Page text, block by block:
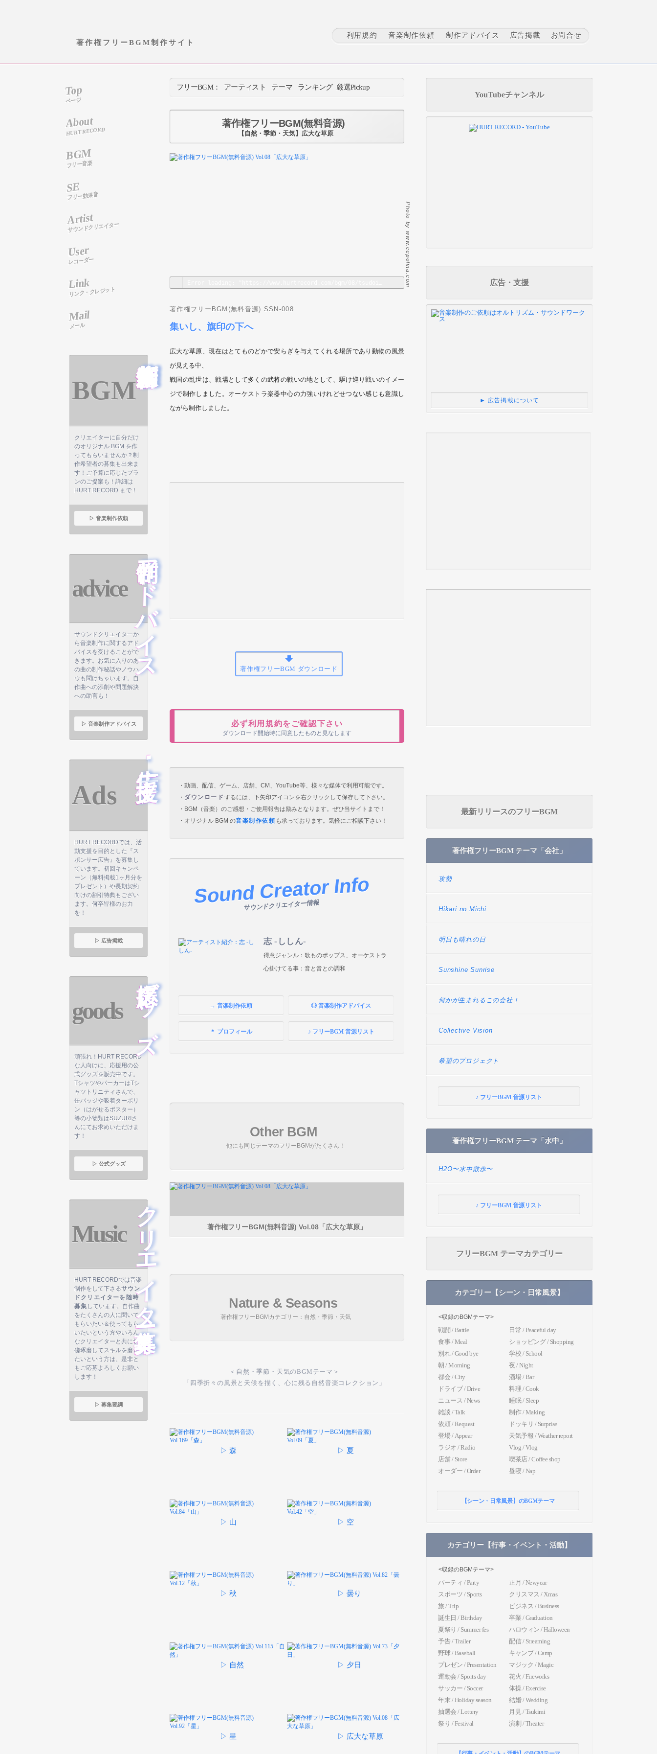
著作権フリーBGM制作サイト
利用規約 音楽制作依頼 制作アドバイス 広告掲載 お問合せ
Top
ページ
About
HURT RECORD
BGM
フリー音楽
SE
フリー効果音
Artist
サウンドクリエイター
User
レコーダー
Link
リンク・クレジット
Mail
メール
BGM
クリエイターに自分だけ
のオリジナル BGM を作
ってもらいませんか？制
作希望者の募集も出来ま
す！ご予算に応じたプラ
ンのご提案も！詳細は
HURT RECORD まで！
▷ 音楽制作依頼
advice 制作アドバイス
サウンドクリエイターか
ら音楽制作に関するアド
バイスを受けることがで
きます。お気に入りのあ
の曲の制作秘話やノウハ
ウも聞けちゃいます。自
作曲への添削や問題解決
への助言も！
▷ 音楽制作アドバイス
Ads
広告･支援
HURT RECORDでは、活
動支援を目的とした『ス
ポンサー広告』を募集し
ています。初回キャンペ
ーン（無料掲載1ヶ月分を
プレゼント）や長期契約
向けの割引特典もござい
ます。何卒皆様のお力
を！
▷ 広告掲載
goods 応援グッズ
頑張れ！HURT RECORD
な人向けに、応援用の公
式グッズを販売中です。
TシャツやパーカーはTシ
ャツトリニティさんで、
缶バッジや吸着ターポリ
ン（はがせるポスター）
等の小物類はSUZURIさ
んにてお求めいただけま
す！
▷ 公式グッズ
Music クリエイター募集
HURT RECORDでは音楽
制作をして下さるサウン
ドクリエイターを随時
募集 しています。自作曲
をたくさんの人に聞いて
もらいたい＆使ってもら
いたいという方やいろん
なクリエイターと共に切
磋琢磨してスキルを磨き
たいという方は、是非と
もご応募よろしくお願い
します！
▷ 募集要綱
フリーBGM： アーティスト テーマ ランキング 厳選Pickup
著作権フリーBGM(無料音源)
【自然・季節・天気】広大な草原
Photo by www.cepolina.com
著作権フリーBGM(無料音源) SSN-008
集いし、旗印の下へ
広大な草原、現在はとてものどかで安らぎを与えてくれる場所であり動物の風景
が見える中、
戦国の乱世は、戦場として多くの武将の戦いの地として、駆け巡り戦いのイメー
ジで制作しました。オーケストラ楽器中心の力強いけれどせつない感じも意識し
ながら制作しました。
著作権フリーBGM ダウンロード
必ず利用規約をご確認下さい
ダウンロード開始時に同意したものと見なします
・動画、配信、ゲーム、店舗、CM、YouTube等、様々な媒体で利用可能です。
・ ダウンロード するには、下矢印アイコンを右クリックして保存して下さい。
・BGM（音楽）のご感想・ご使用報告は励みとなります。ぜひ当サイトまで！
・オリジナル BGM の音楽制作依頼 も承っております。気軽にご相談下さい！
Sound Creator Info
サウンドクリエイター情報
志 -ししん-
得意ジャンル：歌ものポップス、オーケストラ
心掛けてる事：音と音との調和
→ 音楽制作依頼 ◎ 音楽制作アドバイス
＊ プロフィール ♪ フリーBGM 音源リスト
Other BGM
他にも同じテーマのフリーBGMがたくさん！
著作権フリーBGM(無料音源) Vol.08「広大な草原」
Nature & Seasons
著作権フリーBGMカテゴリー：自然・季節・天気
＜自然・季節・天気のBGMテーマ＞
「四季折々の風景と天候を描く、心に残る自然音楽コレクション」
▷ 森 ▷ 夏
▷ 山 ▷ 空
▷ 秋 ▷ 曇り
▷ 自然 ▷ 夕日
▷ 星 ▷ 広大な草原
YouTubeチャンネル
広告・支援
► 広告掲載について
最新リリースのフリーBGM
著作権フリーBGM テーマ「会社」
攻勢
Hikari no Michi
明日も晴れの日
Sunshine Sunrise
何かが生まれるこの会社！
Collective Vision
希望のプロジェクト
♪ フリーBGM 音源リスト
著作権フリーBGM テーマ「水中」
H2O〜水中散歩〜
♪ フリーBGM 音源リスト
フリーBGM テーマカテゴリー
カテゴリー【シーン・日常風景】
<収録のBGMテーマ>
戦闘 / Battle
日常 / Peaceful day
食事 / Meal
ショッピング / Shopping
別れ / Good bye
学校 / School
朝 / Morning
夜 / Night
都会 / City
酒場 / Bar
ドライブ / Drive
料理 / Cook
ニュース / News
睡眠 / Sleep
雑談 / Talk
制作 / Making
依頼 / Request
ドッキリ / Surprise
登場 / Appear
天気予報 / Weather report
ラジオ / Radio
Vlog / Vlog
店舗 / Store
喫茶店 / Coffee shop
オーダー / Order
昼寝 / Nap
【シーン・日常風景】のBGMテーマ
カテゴリー【行事・イベント・活動】
<収録のBGMテーマ>
パーティ / Party
正月 / Newyear
スポーツ / Sports
クリスマス / Xmas
旅 / Trip
ビジネス / Business
誕生日 / Birthday
卒業 / Graduation
夏祭り / Summer fes
ハロウィン / Halloween
予告 / Trailer
配信 / Streaming
野球 / Baseball
キャンプ / Camp
プレゼン / Presentation
マジック / Magic
運動会 / Sports day
花火 / Fireworks
サッカー / Soccer
体操 / Exercise
年末 / Holiday season
結婚 / Wedding
抽選会 / Lottery
月見 / Tsukimi
祭り / Festival
演劇 / Theater